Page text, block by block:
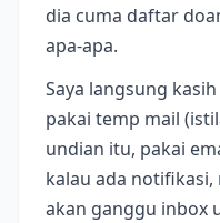
dia cuma daftar
apa-apa.
Saya langsung
pakai temp mail
undian itu, pakai
kalau ada
akan ganggu inbox